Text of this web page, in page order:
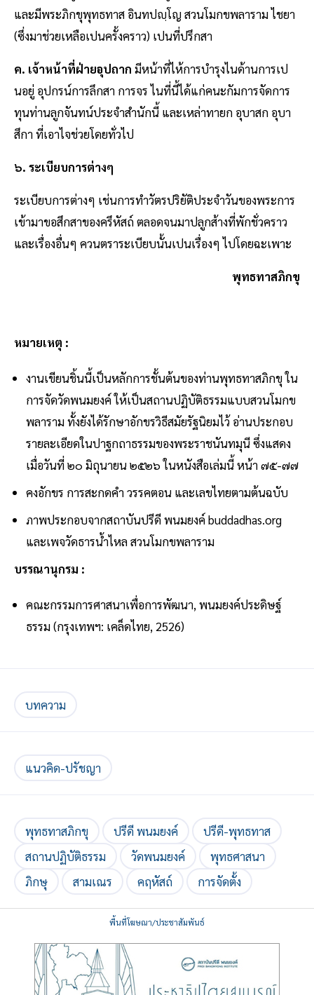
และมีพระภิกขุพุทธทาส อินทปญฺโญ สวนโมกขพลาราม ไชยา
(ซึ่งมาช่วยเหลือเปนครั้งคราว) เปนที่ปรึกสา
ค. เจ้าหน้าที่ฝ่ายอุปถาก มีหน้าที่ไห้การบำรุงไนด้านการเป
นอยู่ อุปกรน์การลึกสา การจร ไนที่นี้ได้แก่คนะกัมการจัดการ
ทุนท่านลูกจันทน์ประจำสำนักนี้ และเหล่าทายก อุบาสก อุบา
สึกา ที่เอาไจช่วยโดยทั่วไป
๖. ระเบียบการต่างๆ
ระเบียบการต่างๆ เช่นการทำวัตรปริยัติประจำวันของพระการ
เข้ามาขอสึกสาของครึหัสถ์ ตลอดจนมาปลูกส้างที่พักชั่วคราว
และเรื่องอื่นๆ ควนตราระเบียบนั้นเปนเรื่องๆ ไปโดยฉะเพาะ
พุทธทาสภิกขุ
หมายเหตุ :
งานเขียนชิ้นนี้เป็นหลักการชั้นต้นของท่านพุทธทาสภิกขุ ใน
การจัดวัดพนมยงค์ ให้เป็นสถานปฏิบัติธรรมแบบสวนโมกข
พลาราม ทั้งยังได้รักษาอักขรวิธีสมัยรัฐนิยมไว้ อ่านประกอบ
รายละเอียดในปาฐกถาธรรมของพระราชนันทมุนี ซึ่งแสดง
เมื่อวันที่ ๒๐ มิถุนายน ๒๕๒๖ ในหนังสือเล่มนี้ หน้า ๗๕-๗๗
คงอักขร การสะกดคำ วรรคตอน และเลขไทยตามต้นฉบับ
ภาพประกอบจากสถาบันปรีดี พนมยงค์ buddadhas.org
และเพจวัดธารน้ำไหล สวนโมกขพลาราม
บรรณานุกรม :
คณะกรรมการศาสนาเพื่อการพัฒนา, พนมยงค์ประดิษฐ์
ธรรม (กรุงเทพฯ: เคล็ดไทย, 2526)
บทความ
แนวคิด-ปรัชญา
พุทธทาสภิกขุ ปรีดี พนมยงค์
ปรีดี-พุทธทาส
สถานปฏิบัติธรรม
วัดพนมยงค์
พุทธศาสนา
ภิกษุ
สามเณร คฤหัสถ์ การจัดตั้ง
พื้นที่โฆษณา/ประชาสัมพันธ์